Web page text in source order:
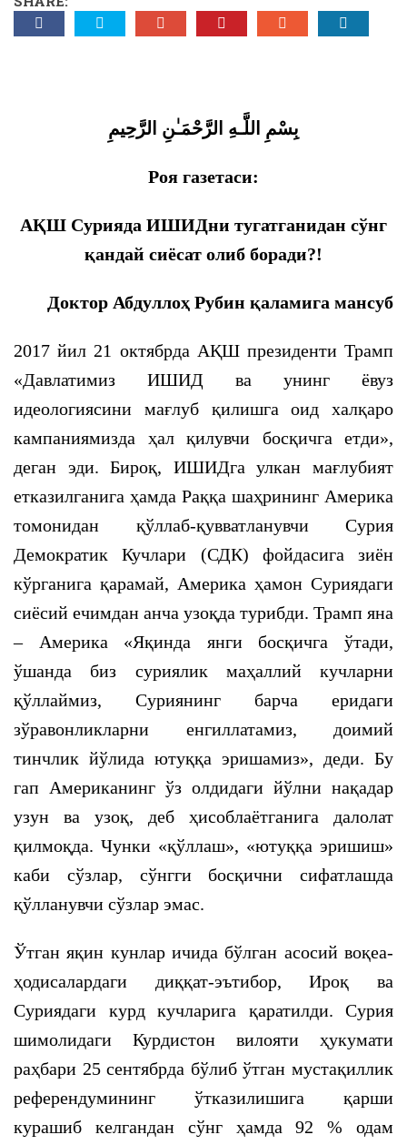
بِسْمِ اللَّـهِ الرَّحْمَـٰنِ الرَّحِيمِ
Роя газетаси:
АҚШ Сурияда ИШИДни тугатганидан сўнг
қандай сиёсат олиб боради?!
Доктор Абдуллоҳ Рубин қаламига мансуб
2017 йил 21 октябрда АҚШ президенти Трамп
«Давлатимиз ИШИД ва унинг ёвуз
идеологиясини мағлуб қилишга оид халқаро
кампаниямизда ҳал қилувчи босқичга етди»,
деган эди. Бироқ, ИШИДга улкан мағлубият
етказилганига ҳамда Раққа шаҳрининг Америка
томонидан қўллаб-қувватланувчи Сурия
Демократик Кучлари (СДК) фойдасига зиён
кўрганига қарамай, Америка ҳамон Суриядаги
сиёсий ечимдан анча узоқда турибди. Трамп яна
– Америка «Яқинда янги босқичга ўтади,
ўшанда биз суриялик маҳаллий кучларни
қўллаймиз, Суриянинг барча еридаги
зўравонликларни енгиллатамиз, доимий
тинчлик йўлида ютуққа эришамиз», деди. Бу
гап Американинг ўз олдидаги йўлни нақадар
узун ва узоқ, деб ҳисоблаётганига далолат
қилмоқда. Чунки «қўллаш», «ютуққа эришиш»
каби сўзлар, сўнгги босқични сифатлашда
қўлланувчи сўзлар эмас.
Ўтган яқин кунлар ичида бўлган асосий воқеа-
ҳодисалардаги диққат-эътибор, Ироқ ва
Суриядаги курд кучларига қаратилди. Сурия
шимолидаги Курдистон вилояти ҳукумати
раҳбари 25 сентябрда бўлиб ўтган мустақиллик
референдумининг ўтказилишига қарши
курашиб келгандан сўнг ҳамда 92 % одам